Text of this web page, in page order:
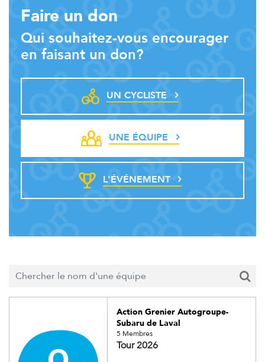
Faire un don
Qui souhaitez-vous encourager
en faisant un don?
UN CYCLISTE
UNE ÉQUIPE
L'ÉVÉNEMENT
Action Grenier Autogroupe-
Subaru de Laval
5 Membres
Tour 2026